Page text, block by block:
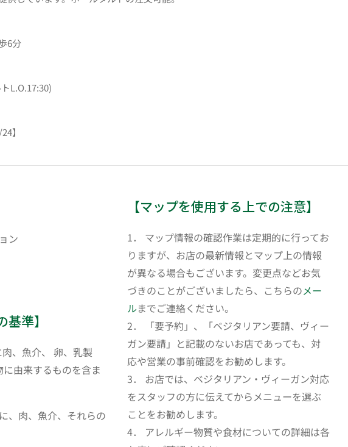
6分
L.O.17:30)
】
ン
基準】
、魚介、 卵、乳製
由来するものを含ま
、肉、魚介、それらの
【マップを使用する上での注意】
1． マップ情報の確認作業は定期的に行ってお
りますが、お店の最新情報とマップ上の情報
が異なる場合もございます。変更点などお気
づきのことがございましたら、こちらのメー
ルまでご連絡ください。
2． 「要予約」、「ベジタリアン要請、ヴィー
ガン要請」と記載のないお店であっても、対
応や営業の事前確認をお勧めします。
3． お店では、ベジタリアン・ヴィーガン対応
をスタッフの方に伝えてからメニューを選ぶ
ことをお勧めします。
4． アレルギー物質や食材についての詳細は各